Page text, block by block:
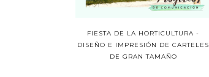
FIESTA DE LA HORTICULTURA -
DISEÑO E IMPRESIÓN DE CARTELES
DE GRAN TAMAÑO